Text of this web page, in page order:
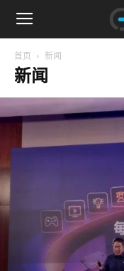
首页 新闻
新闻